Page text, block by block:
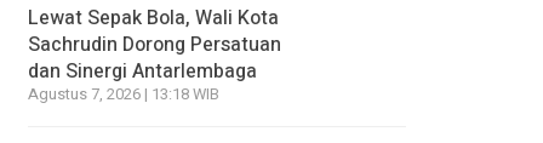
Lewat Sepak Bola, Wali Kota
Sachrudin Dorong Persatuan
dan Sinergi Antarlembaga
Agustus 7, 2026 | 13:18 WIB